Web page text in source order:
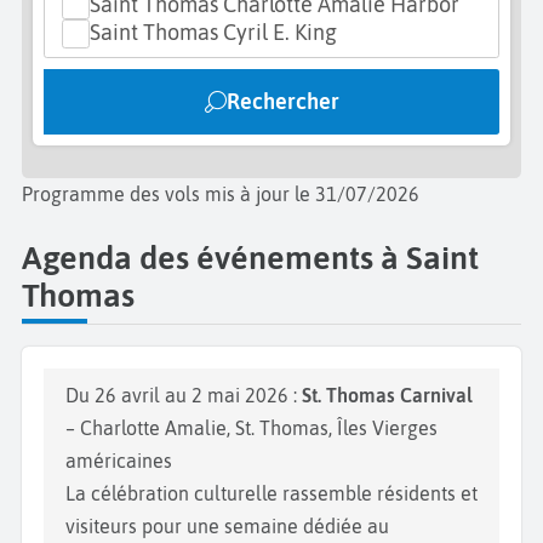
sous les rayons du soleil. Vous pourrez aussi pêcher,
nager ou réaliser des activités aquatiques.
Saint Thomas Cyril E. King
Rechercher
Programme des vols mis à jour le 31/07/2026
Agenda des événements à Saint
Thomas
Du 26 avril au 2 mai 2026 : St. Thomas Carnival
– Charlotte Amalie, St. Thomas, Îles Vierges
américaines
La célébration culturelle rassemble résidents et
visiteurs pour une semaine dédiée au